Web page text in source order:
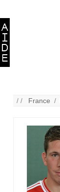
/ / France /